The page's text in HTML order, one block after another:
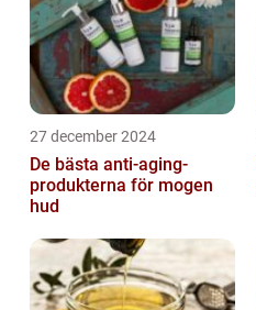
27 december 2024
De bästa anti-aging-
produkterna för mogen
hud